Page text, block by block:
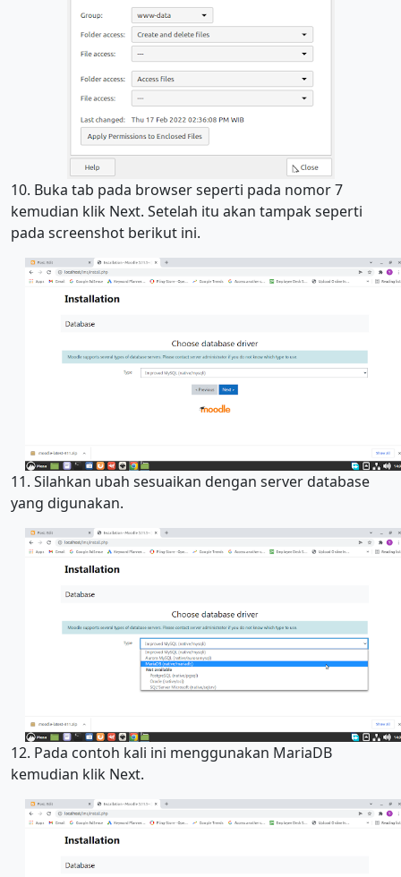
10. Buka tab pada browser seperti pada nomor 7
kemudian klik Next. Setelah itu akan tampak seperti
pada screenshot berikut ini.
11. Silahkan ubah sesuaikan dengan server database
yang digunakan.
12. Pada contoh kali ini menggunakan MariaDB
kemudian klik Next.